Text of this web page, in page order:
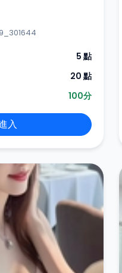
5 點
20 點
100分
入